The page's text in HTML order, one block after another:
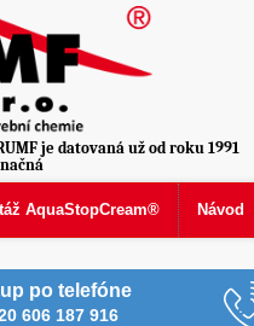
AquaStopCream® Návod
je datovaná už od roku 1991
po telefóne
606 187 916